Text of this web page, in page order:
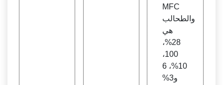
MFC
والطحالب
هي
28%،
100،
10%، 6
و3%